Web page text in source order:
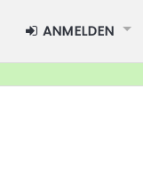
ANMELDEN